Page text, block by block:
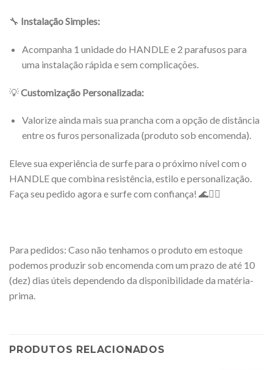
🔧 Instalação Simples:
Acompanha 1 unidade do HANDLE e 2 parafusos para
uma instalação rápida e sem complicações.
💡Customização Personalizada:
Valorize ainda mais sua prancha com a opção de distância
entre os furos personalizada (produto sob encomenda).
Eleve sua experiência de surfe para o próximo nível com o
HANDLE que combina resistência, estilo e personalização.
Faça seu pedido agora e surfe com confiança! 🌊🏄‍♂️
Para pedidos: Caso não tenhamos o produto em estoque
podemos produzir sob encomenda com um prazo de até 10
(dez) dias úteis dependendo da disponibilidade da matéria-
prima.
PRODUTOS RELACIONADOS